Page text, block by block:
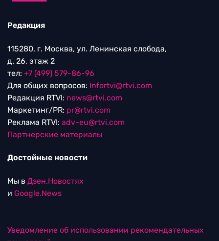
Редакция
115280, г. Москва, ул. Ленинская слобода,
д. 26, этаж 2
тел: +7 (499) 579-86-96
Для общих вопросов: Infortvi@rtvi.com
Редакция RTVI: news@rtvi.com
Маркетинг/PR: pr@rtvi.com
Реклама RTVI: adv-eu@rtvi.com
Партнерские материалы
Достойные новости
Мы в Дзен.Новостях
и Google.News
Уведомление об использовании рекомендательных